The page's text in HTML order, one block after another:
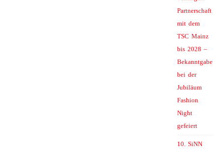
Partnerschaft
mit dem
TSC Mainz
bis 2028 –
Bekanntgabe
bei der
Jubiläum
Fashion
Night
gefeiert
10. SiNN